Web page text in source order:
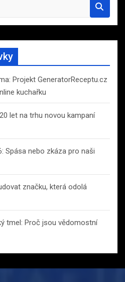
Projekt GeneratorReceptu.cz
kuchařku
let na trhu novou kampaní
Spása nebo zkáza pro naši
značku, která odolá
tmel: Proč jsou vědomostní